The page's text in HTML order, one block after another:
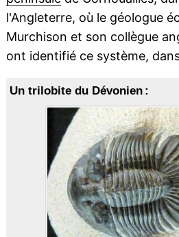
l'Angleterre, où le géologue
Murchison et son collègue
ont identifié ce système,
Un trilobite du Dévonien :